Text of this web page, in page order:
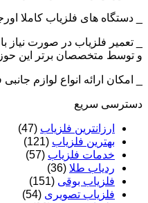
_ دستگاه های فلزیاب کاملا
_ تعمیر فلزیاب در صورت نیاز
و توسط متخصصان برتر این
_ امکان ارائه انواع لوازم
دسترسی سریع
ارزانترین فلزیاب (47)
بهترین فلزیاب (121)
خدمات فلزیاب (57)
ردیاب طلا (36)
فلزیاب بوقی (151)
فلزیاب تصویری (54)